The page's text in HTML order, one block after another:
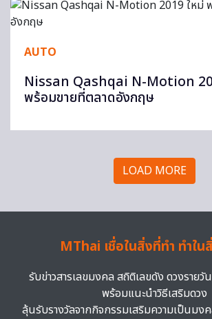
AUTO
Nissan Qashqai N-Motion
พร้อมขายที่ตลาดอังกฤษ
LOAD MORE
MThai เชื่อในสิ่งที่ทำ ทำใน
รับข่าวสารเลขมงคล สถิติเลขดัง ดวงรายวั
พร้อมแนะนำวิธีเสริมดวง
ลุ้นรับรางวัลจากกิจกรรมเสริมความเป็นมง